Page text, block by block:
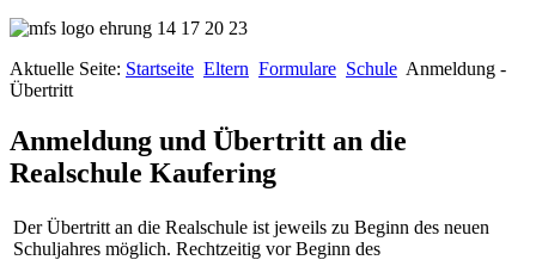
Aktuelle Seite: Startseite Eltern Formulare Schule Anmeldung -
Übertritt
Anmeldung und Übertritt an die
Realschule Kaufering
Der Übertritt an die Realschule ist jeweils zu Beginn des neuen
Schuljahres möglich. Rechtzeitig vor Beginn des